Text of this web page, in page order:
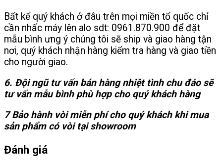
Bất kể quý khách ở đâu trên mọi miền tổ quốc chỉ
cần nhấc máy lên alo sdt: 0961.870.900 để đặt
mẫu bình ưng ý chúng tôi sẽ ship và giao hàng tận
nơi, quý khách nhận hàng kiểm tra hàng và giao tiền
cho người giao.
6. Đội ngũ tư vấn bán hàng nhiệt tình chu đáo sẽ
tư vấn mẫu bình phù hợp cho quý khách hàng
7 Bảo hành vòi miễn phí cho quý khách khi mua
sản phẩm có vòi tại showroom
Đánh giá